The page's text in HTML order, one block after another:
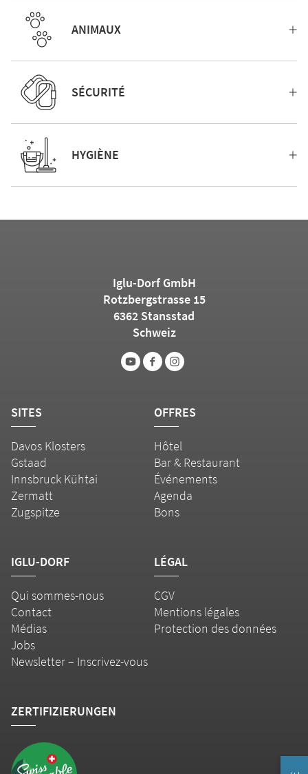
ANIMAUX
SÉCURITÉ
HYGIÈNE
Iglu-Dorf GmbH
Rotzbergstrasse 15
6362 Stansstad
Schweiz
SITES
Davos Klosters
Gstaad
Innsbruck Kühtai
Zermatt
Zugspitze
OFFRES
Hôtel
Bar & Restaurant
Événements
Agenda
Bons
IGLU-DORF
Qui sommes-nous
Contact
Médias
Jobs
Newsletter – Inscrivez-vous
LÉGAL
CGV
Mentions légales
Protection des données
ZERTIFIZIERUNGEN